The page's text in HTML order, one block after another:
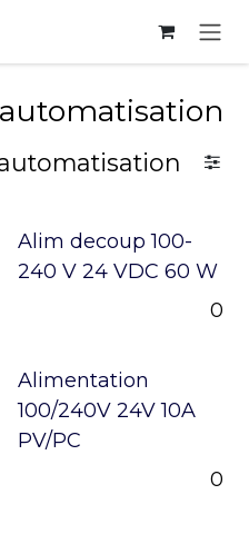
Alim decoup 100-
240 V 24 VDC 60 W
0
Alimentation
100/240V 24V 10A
PV/PC
0